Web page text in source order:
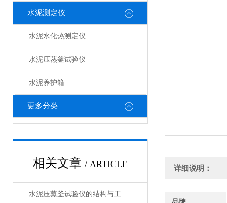
水泥测定仪
水泥水化热测定仪
水泥压蒸釜试验仪
水泥养护箱
更多分类
相关文章 / ARTICLE
水泥压蒸釜试验仪的结构与工作原理解析
详细说明：